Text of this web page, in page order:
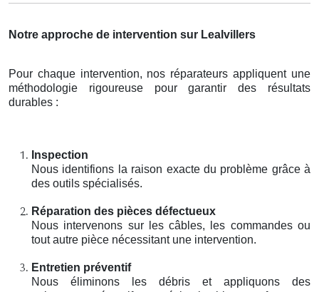
Notre approche de intervention sur Lealvillers
Pour chaque intervention, nos réparateurs appliquent une
méthodologie rigoureuse pour garantir des résultats
durables :
Inspection
Nous identifions la raison exacte du problème grâce à
des outils spécialisés.
Réparation des pièces défectueux
Nous intervenons sur les câbles, les commandes ou
tout autre pièce nécessitant une intervention.
Entretien préventif
Nous éliminons les débris et appliquons des